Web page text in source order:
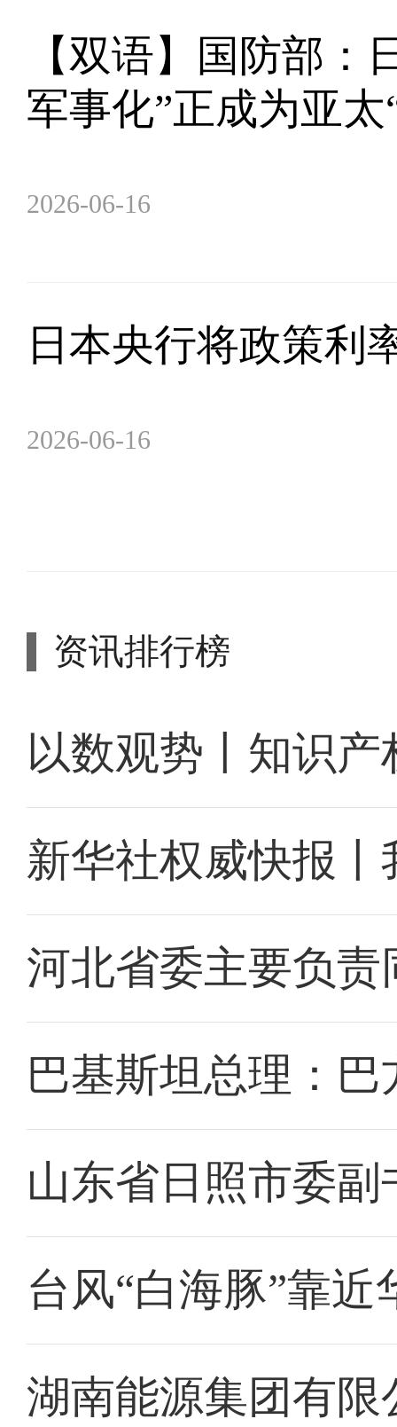
【双语】国防部：
军事化”正成为亚太
2026-06-16
日本央行将政策利
2026-06-16
资讯排行榜
以数观势丨知识
新华社权威快报
河北省委主要负
巴基斯坦总理：
山东省日照市委
台风“白海豚”靠近
湖南能源集团有